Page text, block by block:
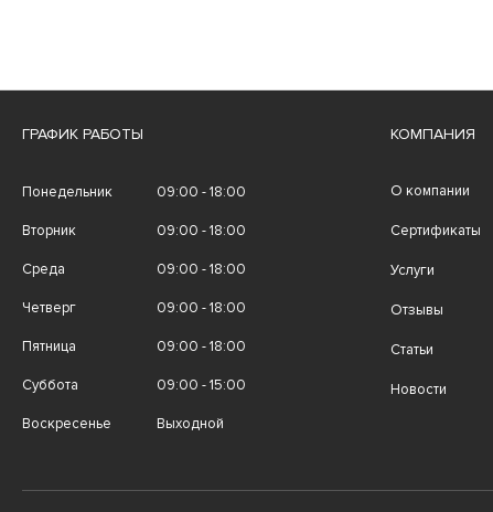
ГРАФИК РАБОТЫ
Понедельник 09:00 - 18:00
Вторник 09:00 - 18:00
Среда 09:00 - 18:00
Четверг 09:00 - 18:00
Пятница 09:00 - 18:00
Суббота 09:00 - 15:00
Воскресенье Выходной
КОМПАНИЯ
О компании
Сертификаты
Услуги
Отзывы
Статьи
Новости